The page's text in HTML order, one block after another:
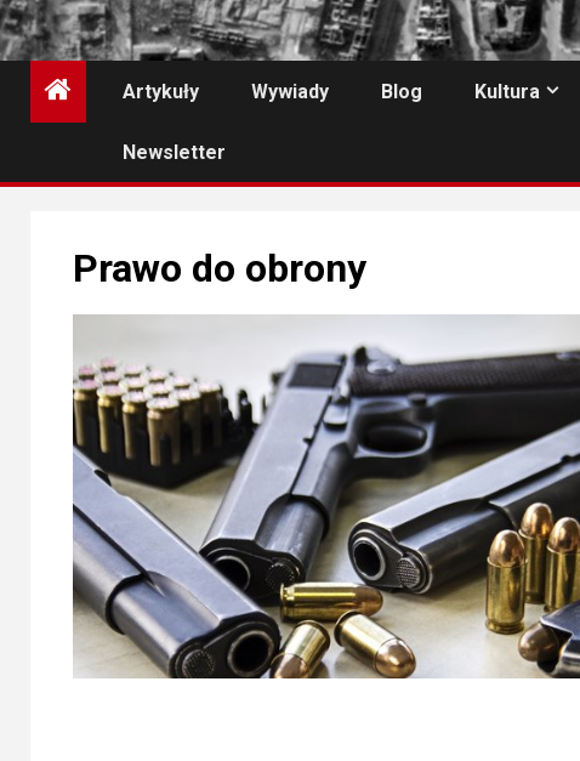
Artykuły Wywiady Blog Kultura
Newsletter
Prawo do obrony